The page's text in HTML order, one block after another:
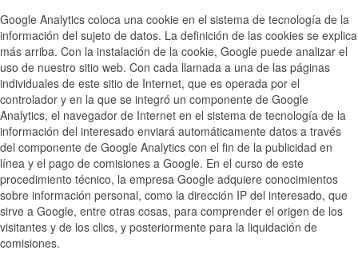
Google Analytics coloca una cookie en el sistema de tecnología de la
información del sujeto de datos. La definición de las cookies se explica
más arriba. Con la instalación de la cookie, Google puede analizar el
uso de nuestro sitio web. Con cada llamada a una de las páginas
individuales de este sitio de Internet, que es operada por el
controlador y en la que se integró un componente de Google
Analytics, el navegador de Internet en el sistema de tecnología de la
información del interesado enviará automáticamente datos a través
del componente de Google Analytics con el fin de la publicidad en
línea y el pago de comisiones a Google. En el curso de este
procedimiento técnico, la empresa Google adquiere conocimientos
sobre información personal, como la dirección IP del interesado, que
sirve a Google, entre otras cosas, para comprender el origen de los
visitantes y de los clics, y posteriormente para la liquidación de
comisiones.